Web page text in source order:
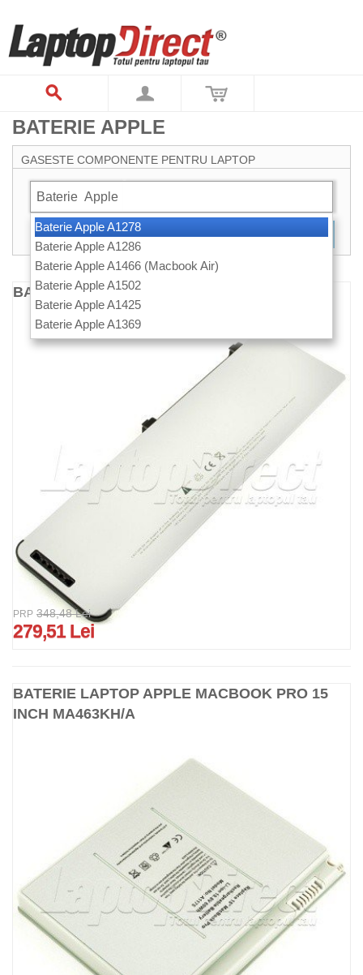
BATERIE APPLE
GASESTE COMPONENTE PENTRU LAPTOP
Baterie Apple
Baterie Apple A1278
Baterie Apple A1286
Baterie Apple A1466 (Macbook Air)
Baterie Apple A1502
Baterie Apple A1425
Baterie Apple A1369
CAUTARE
BATERIE LAPTOP APPLE MACBOOK 15 INCH
PRP 348,48 Lei
279,51 Lei
BATERIE LAPTOP APPLE MACBOOK PRO 15
INCH MA463KH/A